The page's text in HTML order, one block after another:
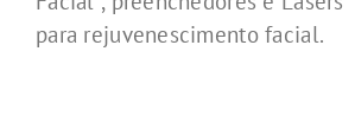
para rejuvenescimento facial.